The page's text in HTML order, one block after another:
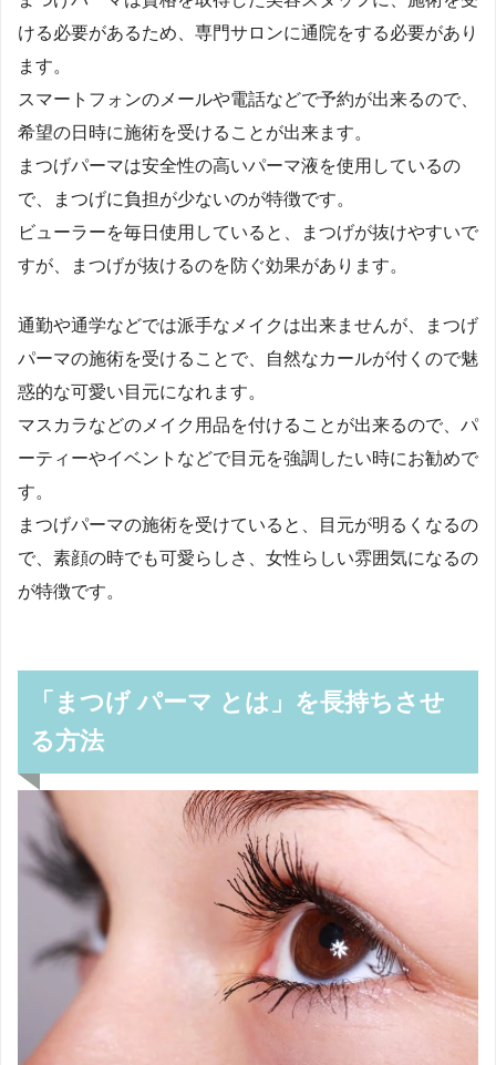
ける必要があるため、専門サロンに通院をする必要があり
ます。
スマートフォンのメールや電話などで予約が出来るので、
希望の日時に施術を受けることが出来ます。
まつげパーマは安全性の高いパーマ液を使用しているの
で、まつげに負担が少ないのが特徴です。
ビューラーを毎日使用していると、まつげが抜けやすいで
すが、まつげが抜けるのを防ぐ効果があります。
通勤や通学などでは派手なメイクは出来ませんが、まつげ
パーマの施術を受けることで、自然なカールが付くので魅
惑的な可愛い目元になれます。
マスカラなどのメイク用品を付けることが出来るので、パ
ーティーやイベントなどで目元を強調したい時にお勧めで
す。
まつげパーマの施術を受けていると、目元が明るくなるの
で、素顔の時でも可愛らしさ、女性らしい雰囲気になるの
が特徴です。
「まつげ パーマ とは」を長持ちさせ
る方法